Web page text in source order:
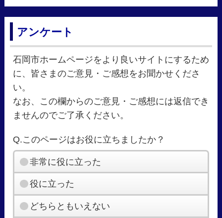
アンケート
石岡市ホームページをより良いサイトにするため
に、皆さまのご意見・ご感想をお聞かせくださ
い。
なお、この欄からのご意見・ご感想には返信でき
ませんのでご了承ください。
Q.このページはお役に立ちましたか？
非常に役に立った
役に立った
どちらともいえない